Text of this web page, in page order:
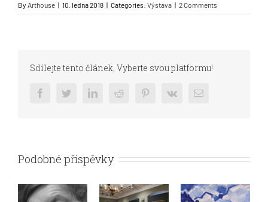
By Arthouse | 10. ledna 2018 | Categories: Výstava | 2 Comments
Sdílejte tento článek, Vyberte svou platformu!
FacebookTwitterLinkedInReddit PinterestVk Email
Podobné příspěvky